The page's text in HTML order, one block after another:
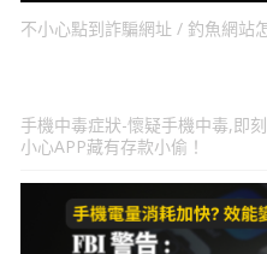
不小心點到詐騙網址 / 釣魚網站
手機中毒症狀-懷疑手機中毒,即
小心APP藏有存款小偷！